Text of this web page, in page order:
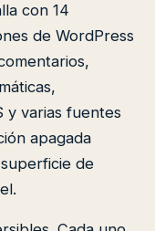
con 14
de WordPress
y varias fuentes
apagada
de